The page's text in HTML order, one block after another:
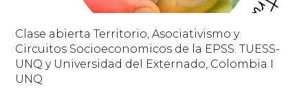
Clase abierta Territorio, Asociativismo y
Circuitos Socioeconomicos de la EPSS. TUESS-
UNQ y Universidad del Externado, Colombia I
UNQ